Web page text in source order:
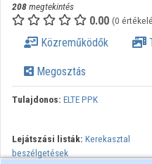
208megtekintés
0.00 (0
Közreműködők
Megosztás
Tulajdonos: ELTE PPK
Lejátszási listák: Kerekasztal
beszélgetések